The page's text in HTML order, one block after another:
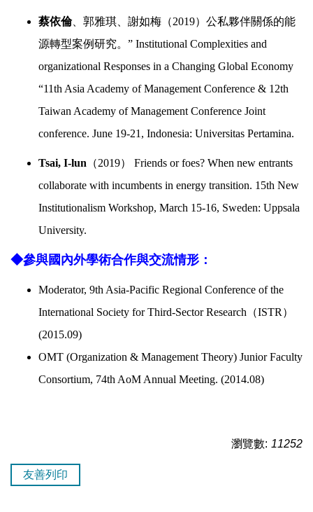
蔡依倫、郭雅琪、謝如梅（2019）公私夥伴關係的能
源轉型案例研究。 ” Institutional Complexities and
organizational Responses in a Changing Global Economy
“11th Asia Academy of Management Conference & 12th
Taiwan Academy of Management Conference Joint
conference. June 19-21, Indonesia: Universitas Pertamina.
Tsai, I-lun （2019）
Friends or foes? When new entrants
collaborate with incumbents in energy transition. 15th New
Institutionalism Workshop, March 15-16, Sweden: Uppsala
University.
◆參與國內外學術合作與交流情形：
Moderator, 9th Asia-Pacific Regional Conference of the
International Society for Third-Sector Research （ISTR ）
(2015.09)
OMT (Organization & Management Theory) Junior Faculty
Consortium, 74th AoM Annual Meeting. (2014.08)
瀏覽數: 11252
友善列印